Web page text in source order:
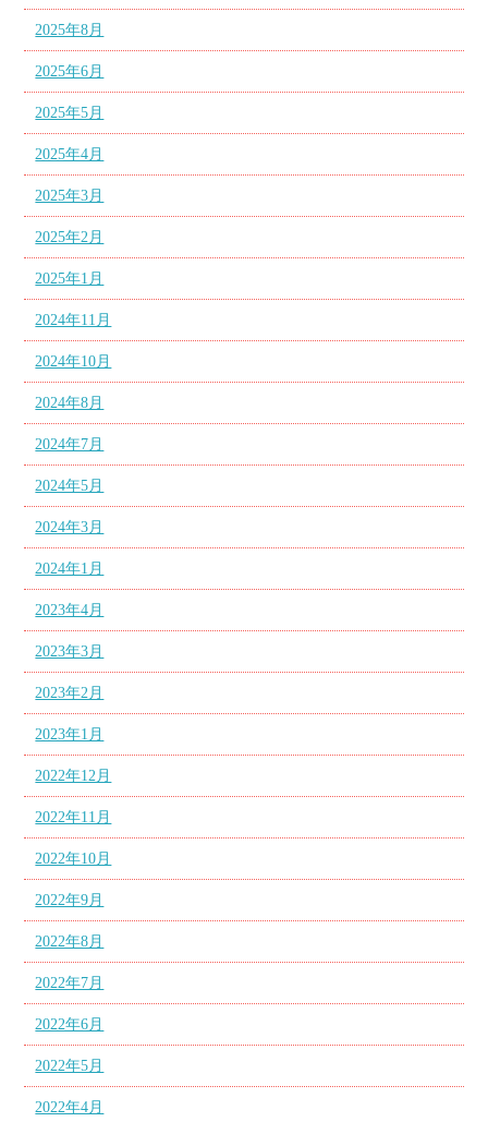
2025年8月
2025年6月
2025年5月
2025年4月
2025年3月
2025年2月
2025年1月
2024年11月
2024年10月
2024年8月
2024年7月
2024年5月
2024年3月
2024年1月
2023年4月
2023年3月
2023年2月
2023年1月
2022年12月
2022年11月
2022年10月
2022年9月
2022年8月
2022年7月
2022年6月
2022年5月
2022年4月